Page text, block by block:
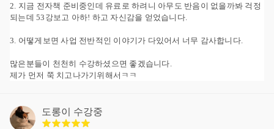
2. 지금 전자책 준비중인데 유료로 하려니 아무도 반음이 없을까봐 걱정
되는데 53강보고 아하! 하고 자신감을 얻었습니다.
3. 어떻게보면 사업 전반적인 이야기가 다있어서 너무 감사합니다.
많은분들이 천천히 수강하셨으면 좋겠습니다.
제가 먼저 쭉 치고나가기위해서ㅋㅋ
도롱이 수강중